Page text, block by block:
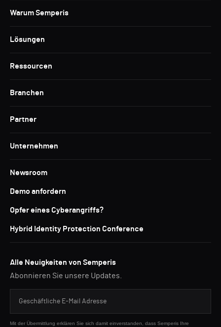
Warum Semperis
Lösungen
Ressourcen
Branchen
Partner
Unternehmen
Newsroom
Demo anfordern
Opfer eines Cyberangriffs?
Hybrid Identity Protection Conference
Alle Neuigkeiten von Semperis
Abonnieren Sie unsere Updates.
Mit der Übermittlung erklären Sie sich damit einverstanden, dass Semperis Ihre